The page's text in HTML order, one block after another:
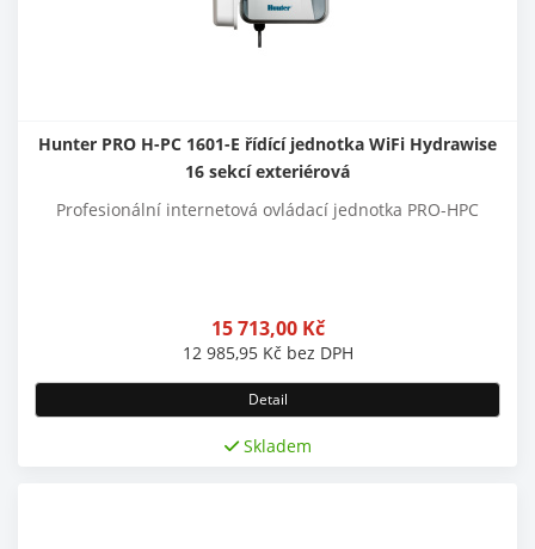
Hunter PRO H-PC 1601-E řídící jednotka WiFi Hydrawise
16 sekcí exteriérová
Profesionální internetová ovládací jednotka PRO-HPC
15 713,00 Kč
12 985,95 Kč bez DPH
Detail
Skladem